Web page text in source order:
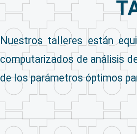
Nuestros talleres están
computarizados de análisis
de los parámetros óptimos